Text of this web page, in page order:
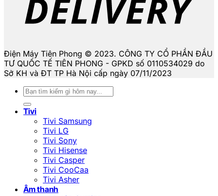
Điện Máy Tiên Phong © 2023. CÔNG TY CỔ PHẦN ĐẦU
TƯ QUỐC TẾ TIÊN PHONG - GPKD số 0110534029 do
Sở KH và ĐT TP Hà Nội cấp ngày 07/11/2023
Tìm
kiếm:
Tivi
Tivi Samsung
Tivi LG
Tivi Sony
Tivi Hisense
Tivi Casper
Tivi CooCaa
Tivi Asher
Âm thanh